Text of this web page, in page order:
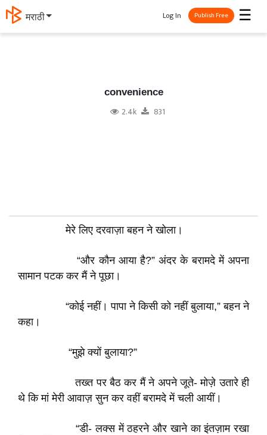
தமிழ் ☰
Log In Publish Free
convenience
2.4k 831
मेरे लिए दरवाज़ा बहन ने खोला।
“और कौन आया है?” अंदर के बरामदे में अपना
सामान पटक कर मैं ने पूछा।
“कोई नहीं। पापा ने किसी को नहीं बुलाया,” बहन ने
कहा।
“मुझे क्यों बुलाया?”
तख्त पर बैठ कर मैं ने अपने जूते- मोज़े उतारे ही
थे कि मां मेरी आवाज़ सुन कर वहीं बरामदे में चली आयीं।
“डी- लक्स में ठहरने और खाने का इंतज़ाम रखा